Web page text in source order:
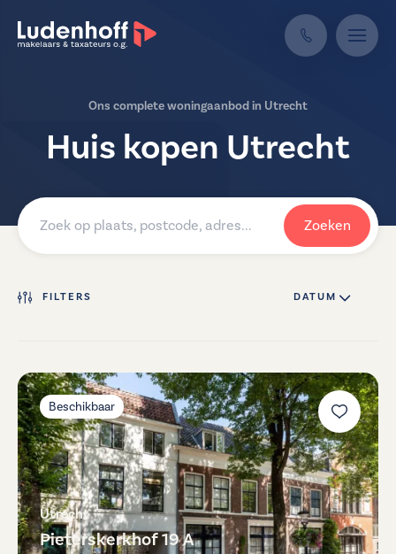
Ons complete woningaanbod in Utrecht
Huis kopen Utrecht
Zoeken
FILTERS DATUM ↓
Beschikbaar
Utrecht
Pieterskerkhof 19 A